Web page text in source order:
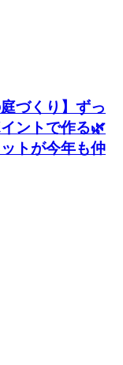
づくり】ずっ
ントで作る🌿
トが今年も仲